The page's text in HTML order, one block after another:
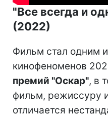
"Все всегда и
(2022)
Фильм стал одним
кинофеноменов
премий "Оскар", в
фильм, режиссуру
отличается